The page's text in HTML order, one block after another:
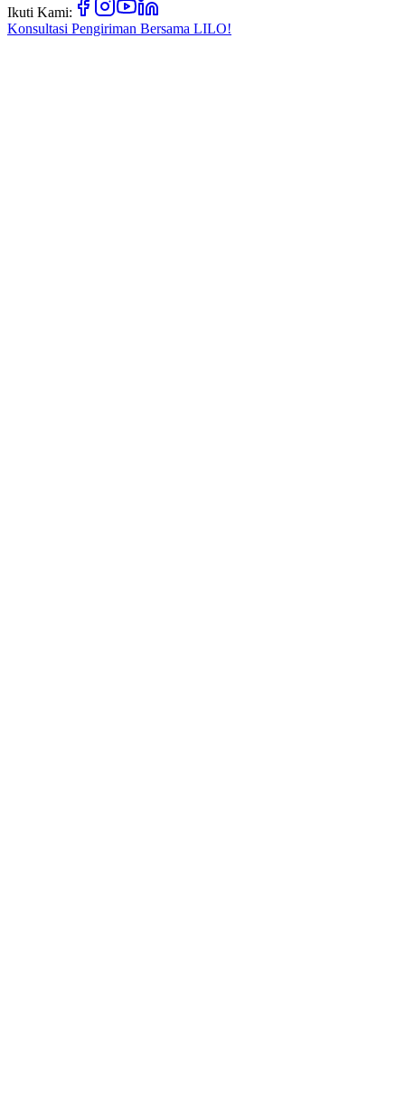
Ikuti Kami:
Konsultasi Pengiriman Bersama LILO!